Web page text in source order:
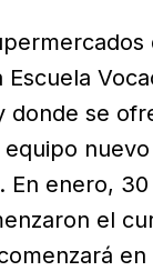
donde se
En enero,
el
en